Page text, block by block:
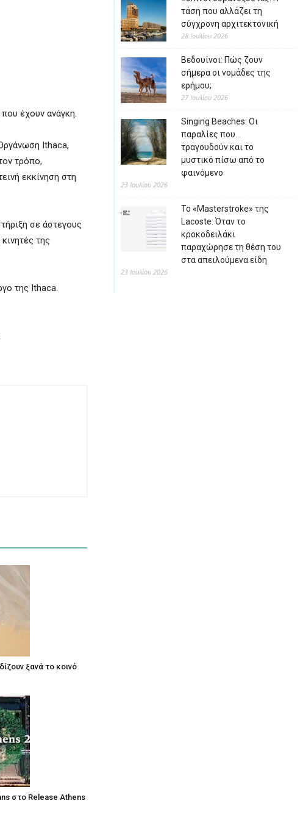
έχουν ανάγκη.
Ithaca,
τρόπο,
εκκίνηση στη
σε άστεγους
της
της Ithaca.
ξανά το κοινό
στο Release Athens
τάση που αλλάζει τη
σύγχρονη αρχιτεκτονική
28 Ιουλίου 2026
Βεδουίνοι: Πώς ζουν
σήμερα οι νομάδες της
ερήμου;
27 Ιουλίου 2026
Singing Beaches: Οι
παραλίες που…
τραγουδούν και το
μυστικό πίσω από το
φαινόμενο
23 Ιουλίου 2026
Το «Masterstroke» της
Lacoste: Όταν το
κροκοδειλάκι
παραχώρησε τη θέση του
στα απειλούμενα είδη
23 Ιουλίου 2026